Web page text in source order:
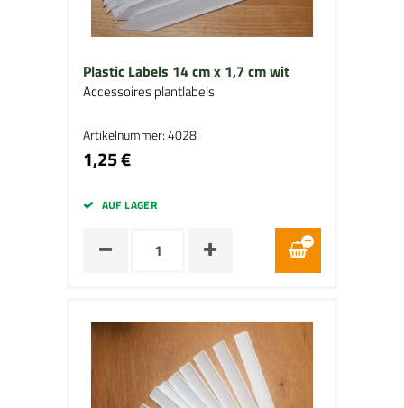
Plastic Labels 14 cm x 1,7 cm wit
Accessoires plantlabels
Artikelnummer: 4028
1,25 €
AUF LAGER